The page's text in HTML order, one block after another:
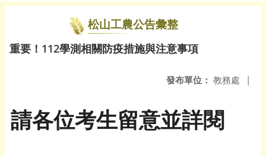
松山工農公告彙整
重要！112學測相關防疫措施與注意事項
發布單位： 教務處 |
請各位考生留意並詳閱